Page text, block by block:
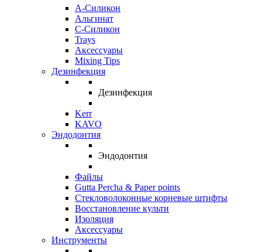
A-Силикон
Альгинат
C-Силикон
Trays
Аксессуары
Mixing Tips
Дезинфекция
Дезинфекция
Kerr
KAVO
Эндодонтия
Эндодонтия
Файлы
Gutta Percha & Paper points
Стекловолоконные корневые штифты
Восстановление культи
Изоляция
Аксессуары
Инструменты